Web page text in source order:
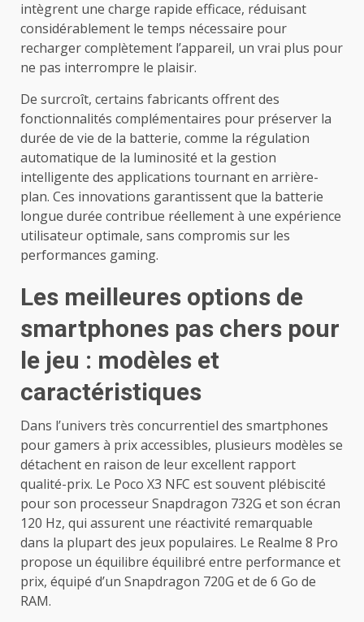
intègrent une charge rapide efficace, réduisant
considérablement le temps nécessaire pour
recharger complètement l’appareil, un vrai plus pour
ne pas interrompre le plaisir.
De surcroît, certains fabricants offrent des
fonctionnalités complémentaires pour préserver la
durée de vie de la batterie, comme la régulation
automatique de la luminosité et la gestion
intelligente des applications tournant en arrière-
plan. Ces innovations garantissent que la batterie
longue durée contribue réellement à une expérience
utilisateur optimale, sans compromis sur les
performances gaming.
Les meilleures options de
smartphones pas chers pour
le jeu : modèles et
caractéristiques
Dans l’univers très concurrentiel des smartphones
pour gamers à prix accessibles, plusieurs modèles se
détachent en raison de leur excellent rapport
qualité-prix. Le Poco X3 NFC est souvent plébiscité
pour son processeur Snapdragon 732G et son écran
120 Hz, qui assurent une réactivité remarquable
dans la plupart des jeux populaires. Le Realme 8 Pro
propose un équilibre équilibré entre performance et
prix, équipé d’un Snapdragon 720G et de 6 Go de
RAM.